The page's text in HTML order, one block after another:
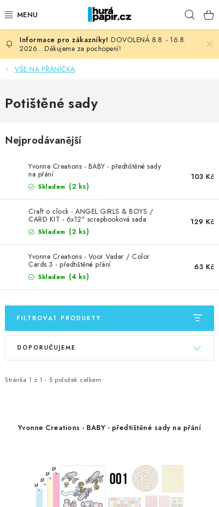
na
NOVINKY
HURÁ DÍLNA
KURZY NATY LYSAK
OBLÍBENÉ ♥️
MOJE OBJEDNÁVKA
ZNAČKY
Doprava Kontakty Moje objednávka
Hodnocení obchodu
Obchodní podmínky
Podmínky ochrany osobních údajů
Ověřování recenzí
Jak nakupovat
DOVOLENÁ 8.8. - 16.8.
2026... Děkujeme za pochopení!
VŠE NA PŘÁNÍČKA
Potištěné sady
Nejprodávanější
Yvonne Creations - BABY - předtištěné sady
na přání
Skladem (2 ks)
103 Kč
Craft o clock - ANGEL GIRLS & BOYS /
CARD KIT - 6x12" scrapbooková sada
Skladem (2 ks)
129 Kč
Yvonne Creations - Voor Vader / Color
Cards 3 - předtištěné přání
Skladem (4 ks)
63 Kč
FILTROVAT PRODUKTY
V
i
Stránka 1 z 1 - 5 položek celkem
Ř
e
DOPORUČUJEME
Yvonne Creations - BABY - předtištěné sady na přání